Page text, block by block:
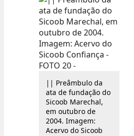
|| Preâmbulo da
ata de fundação do
Sicoob Marechal,
em outubro de
2004. Imagem:
Acervo do Sicoob